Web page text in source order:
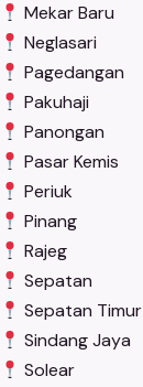
Mekar Baru
Neglasari
Pagedangan
Pakuhaji
Panongan
Pasar Kemis
Periuk
Pinang
Rajeg
Sepatan
Sepatan Timur
Sindang Jaya
Solear